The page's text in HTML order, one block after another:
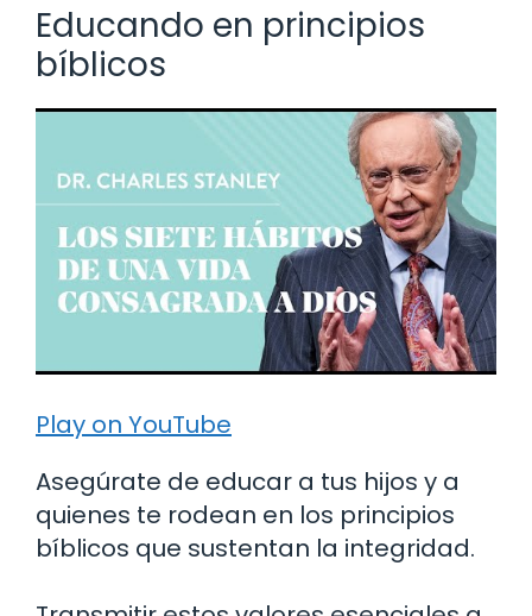
Educando en principios
bíblicos
Play on YouTube
Asegúrate de educar a tus hijos y a
quienes te rodean en los principios
bíblicos que sustentan la integridad.